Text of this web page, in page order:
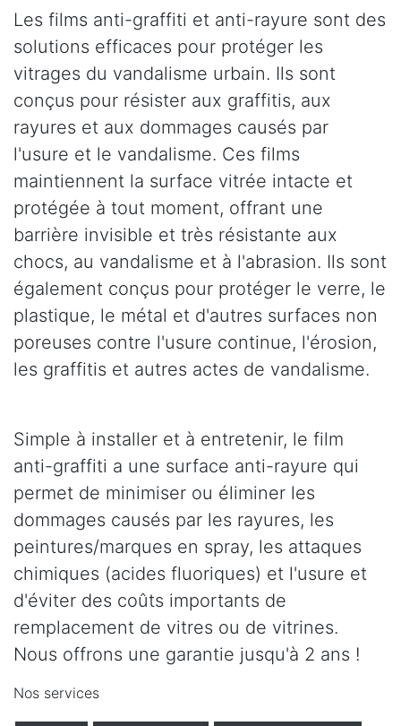
Les films anti-graffiti et anti-rayure sont des
solutions efficaces pour protéger les
vitrages du vandalisme urbain. Ils sont
conçus pour résister aux graffitis, aux
rayures et aux dommages causés par
l'usure et le vandalisme. Ces films
maintiennent la surface vitrée intacte et
protégée à tout moment, offrant une
barrière invisible et très résistante aux
chocs, au vandalisme et à l'abrasion. Ils sont
également conçus pour protéger le verre, le
plastique, le métal et d'autres surfaces non
poreuses contre l'usure continue, l'érosion,
les graffitis et autres actes de vandalisme.
Simple à installer et à entretenir, le film
anti-graffiti a une surface anti-rayure qui
permet de minimiser ou éliminer les
dommages causés par les rayures, les
peintures/marques en spray, les attaques
chimiques (acides fluoriques) et l'usure et
d'éviter des coûts importants de
remplacement de vitres ou de vitrines.
Nous offrons une garantie jusqu'à 2 ans !
Nos services